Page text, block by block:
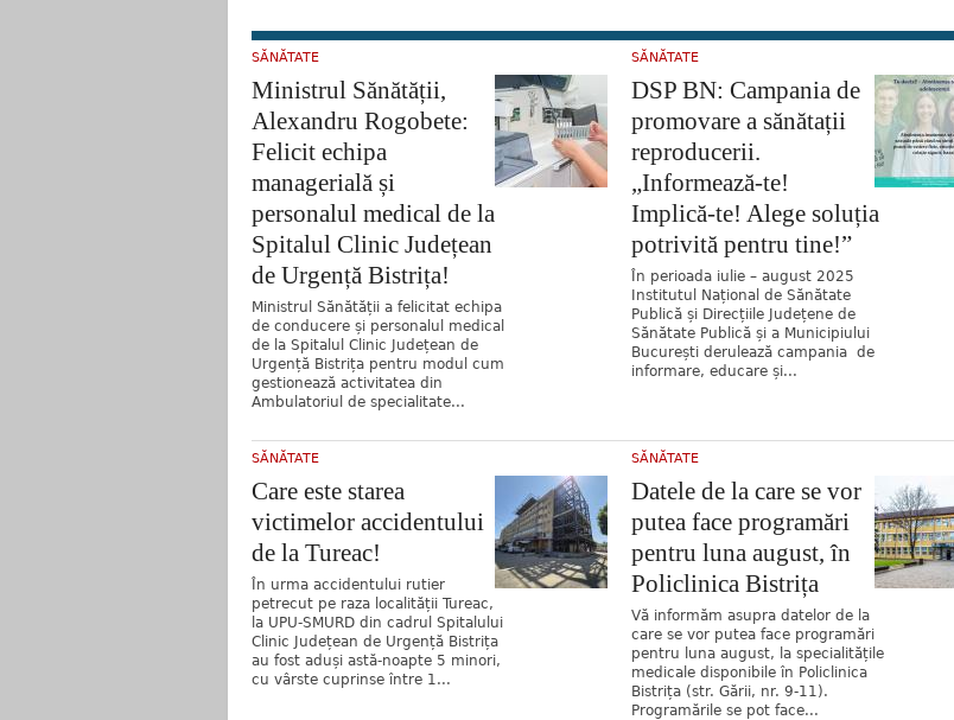
SĂNĂTATE
Ministrul Sănătății,
Alexandru Rogobete:
Felicit echipa
managerială și
personalul medical de la
Spitalul Clinic Județean
de Urgență Bistrița!
Ministrul Sănătății a felicitat echipa
de conducere și personalul medical
de la Spitalul Clinic Județean de
Urgență Bistrița pentru modul cum
gestionează activitatea din
Ambulatoriul de specialitate...
SĂNĂTATE
DSP BN: Campania de
promovare a sănătații
reproducerii.
„Informează-te!
Implică-te! Alege soluția
potrivită pentru tine!”
În perioada iulie – august 2025
Institutul Național de Sănătate
Publică și Direcțiile Județene de
Sănătate Publică și a Municipiului
București derulează campania de
informare, educare și...
SĂNĂTATE
Care este starea
victimelor accidentului
de la Tureac!
În urma accidentului rutier
petrecut pe raza localității Tureac,
la UPU-SMURD din cadrul Spitalului
Clinic Județean de Urgență Bistrița
au fost aduși astă-noapte 5 minori,
cu vârste cuprinse între 1...
SĂNĂTATE
Datele de la care se vor
putea face programări
pentru luna august, în
Policlinica Bistrița
Vă informăm asupra datelor de la
care se vor putea face programări
pentru luna august, la specialitățile
medicale disponibile în Policlinica
Bistrița (str. Gării, nr. 9-11).
Programările se pot face...